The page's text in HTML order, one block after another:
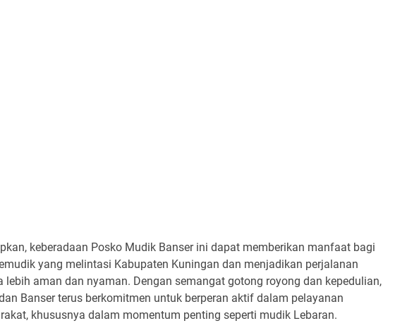
keberadaan Posko Mudik Banser ini dapat memberikan manfaat bagi
yang melintasi Kabupaten Kuningan dan menjadikan perjalanan
lebih aman dan nyaman. Dengan semangat gotong royong dan kepedulian,
Banser terus berkomitmen untuk berperan aktif dalam pelayanan
khususnya dalam momentum penting seperti mudik Lebaran.